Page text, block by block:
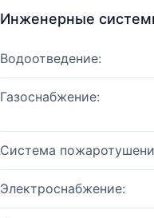
Инженерные
Водоотведение:
Газоснабжение:
Система
Электроснабжение: